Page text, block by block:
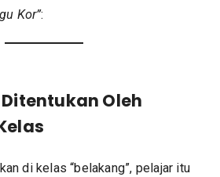
Kor”:
Oleh
di kelas “belakang”, pelajar itu